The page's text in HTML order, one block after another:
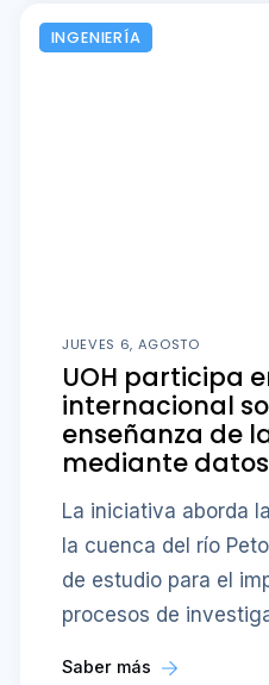
INGENIERÍA
JUEVES 6, AGOSTO
UOH participa
internacional
enseñanza de
mediante datos
La iniciativa aborda
la cuenca del río
de estudio para el
procesos de
Saber más